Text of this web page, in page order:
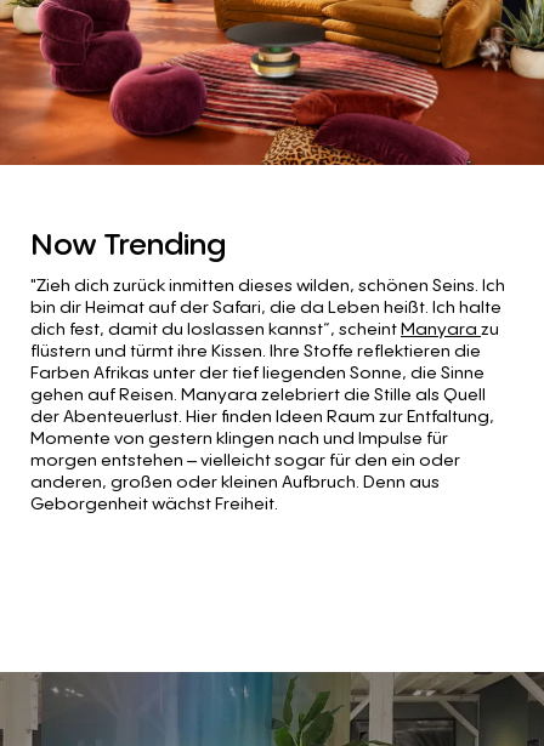
Now Trending
"Zieh dich zurück inmitten dieses wilden, schönen Seins. Ich
bin dir Heimat auf der Safari, die da Leben heißt. Ich halte
dich fest, damit du loslassen kannst“, scheintManyara zu
flüstern und türmt ihre Kissen. Ihre Stoffe reflektieren die
Farben Afrikas unter der tief liegenden Sonne, die Sinne
gehen auf Reisen. Manyara zelebriert die Stille als Quell
der Abenteuerlust. Hier finden Ideen Raum zur Entfaltung,
Momente von gestern klingen nach und Impulse für
morgen entstehen – vielleicht sogar für den ein oder
anderen, großen oder kleinen Aufbruch. Denn aus
Geborgenheit wächst Freiheit.